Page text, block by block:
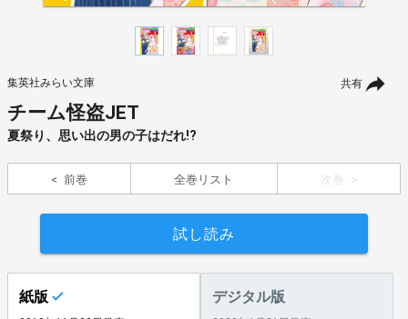
共有
集英社みらい文庫
チーム怪盗JET
夏祭り、思い出の男の子はだれ!?
前巻 全巻リスト 次巻
試し読み
紙版 デジタル版